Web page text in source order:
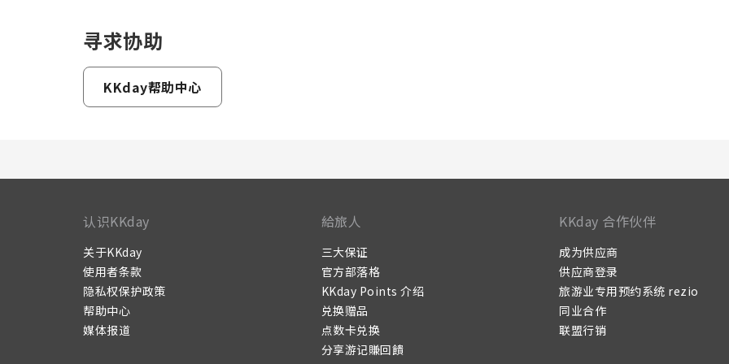
寻求协助
KKday帮助中心
认识KKday
关于KKday
使用者条款
隐私权保护政策
帮助中心
媒体报道
給旅人
三大保证
官方部落格
KKday Points 介绍
兑换赠品
点数卡兑换
分享游记賺回饋
KKday 合作伙伴
成为供应商
供应商登录
旅游业专用预约系统 rezio
同业合作
联盟行销